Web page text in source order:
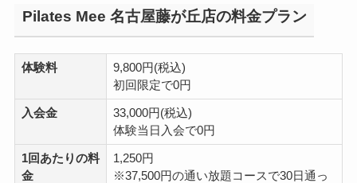
Pilates Mee 名古屋藤が丘店の料金プラン
体験料
9,800円(税込)
初回限定で0円
入会金
33,000円(税込)
体験当日入会で0円
1回あたりの料
金
1,250円
※37,500円の通い放題コースで30日通っ